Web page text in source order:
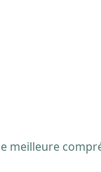
meilleure